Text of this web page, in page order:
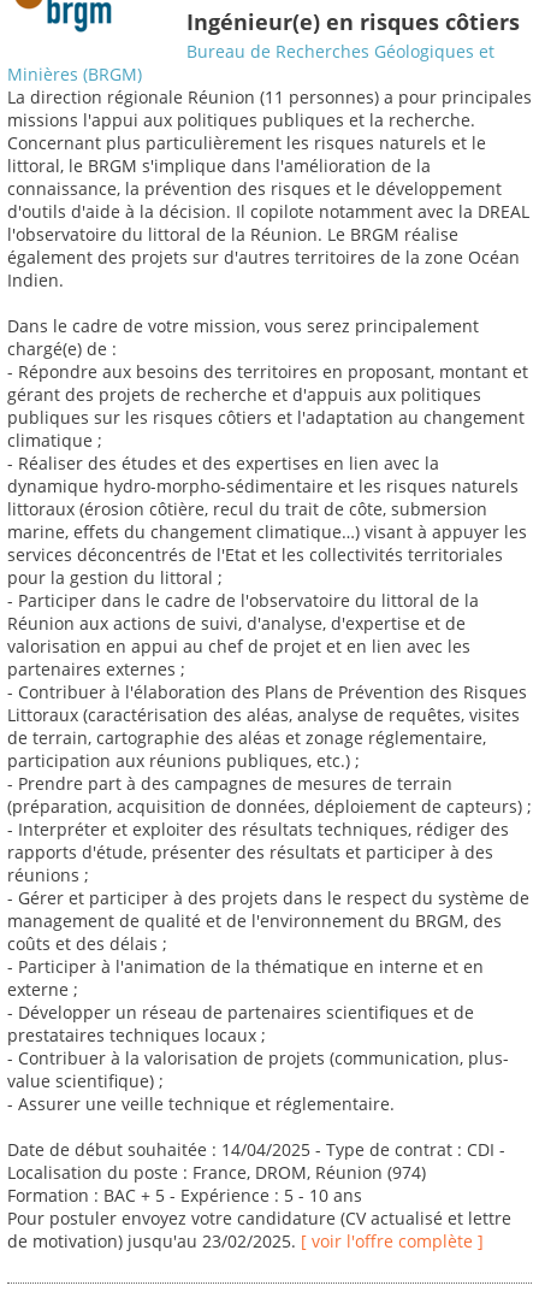
Ingénieur(e) en risques côtiers
Bureau de Recherches Géologiques et
Minières (BRGM)
La direction régionale Réunion (11 personnes) a pour principales
missions l'appui aux politiques publiques et la recherche.
Concernant plus particulièrement les risques naturels et le
littoral, le BRGM s'implique dans l'amélioration de la
connaissance, la prévention des risques et le développement
d'outils d'aide à la décision. Il copilote notamment avec la DREAL
l'observatoire du littoral de la Réunion. Le BRGM réalise
également des projets sur d'autres territoires de la zone Océan
Indien.
Dans le cadre de votre mission, vous serez principalement
chargé(e) de :
- Répondre aux besoins des territoires en proposant, montant et
gérant des projets de recherche et d'appuis aux politiques
publiques sur les risques côtiers et l'adaptation au changement
climatique ;
- Réaliser des études et des expertises en lien avec la
dynamique hydro-morpho-sédimentaire et les risques naturels
littoraux (érosion côtière, recul du trait de côte, submersion
marine, effets du changement climatique…) visant à appuyer les
services déconcentrés de l'Etat et les collectivités territoriales
pour la gestion du littoral ;
- Participer dans le cadre de l'observatoire du littoral de la
Réunion aux actions de suivi, d'analyse, d'expertise et de
valorisation en appui au chef de projet et en lien avec les
partenaires externes ;
- Contribuer à l'élaboration des Plans de Prévention des Risques
Littoraux (caractérisation des aléas, analyse de requêtes, visites
de terrain, cartographie des aléas et zonage réglementaire,
participation aux réunions publiques, etc.) ;
- Prendre part à des campagnes de mesures de terrain
(préparation, acquisition de données, déploiement de capteurs) ;
- Interpréter et exploiter des résultats techniques, rédiger des
rapports d'étude, présenter des résultats et participer à des
réunions ;
- Gérer et participer à des projets dans le respect du système de
management de qualité et de l'environnement du BRGM, des
coûts et des délais ;
- Participer à l'animation de la thématique en interne et en
externe ;
- Développer un réseau de partenaires scientifiques et de
prestataires techniques locaux ;
- Contribuer à la valorisation de projets (communication, plus-
value scientifique) ;
- Assurer une veille technique et réglementaire.
Date de début souhaitée : 14/04/2025 - Type de contrat : CDI -
Localisation du poste : France, DROM, Réunion (974)
Formation : BAC + 5 - Expérience : 5 - 10 ans
Pour postuler envoyez votre candidature (CV actualisé et lettre
de motivation) jusqu'au 23/02/2025. [ voir l'offre complète ]